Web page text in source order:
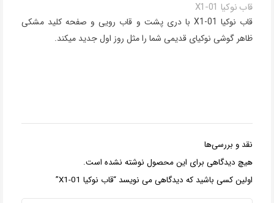
قاب نوکیا X1-01
قاب نوکیا X1-01 با دری پشت و قاب رویی و صفحه کلید مشکی
ظاهر گوشی نوکیای قدیمی شما را مثل روز اول جدید میکند.
نقد و بررسی‌ها
هیچ دیدگاهی برای این محصول نوشته نشده است.
اولین کسی باشید که دیدگاهی می نویسد “قاب نوکیا X1-01”